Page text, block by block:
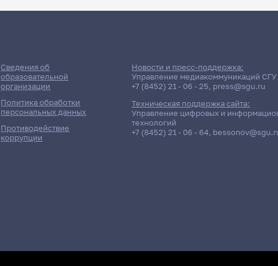
Сведения об
образовательной
организации
Политика обработки
персональных данных
Противодействие
коррупции
Новости и пресс-поддержка:
Управление медиакоммуникаций СГУ
+7 (8452) 21 - 06 - 25, press@sgu.ru
Техническая поддержка сайта:
Управление цифровых и
технологий
+7 (8452) 21 - 06 - 64,